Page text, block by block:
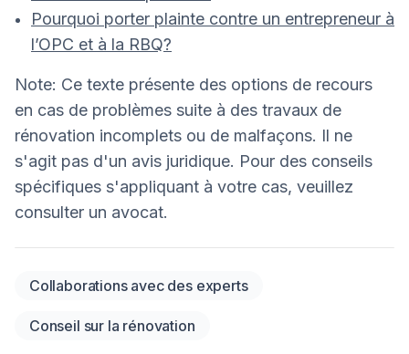
Pourquoi porter plainte contre un entrepreneur à
l’OPC et à la RBQ?
Note: Ce texte présente des options de recours
en cas de problèmes suite à des travaux de
rénovation incomplets ou de malfaçons. Il ne
s'agit pas d'un avis juridique. Pour des conseils
spécifiques s'appliquant à votre cas, veuillez
consulter un avocat.
Collaborations avec des experts
Conseil sur la rénovation